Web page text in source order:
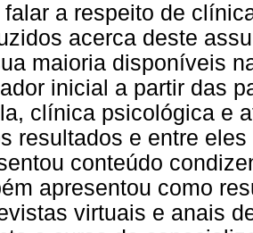
falar a respeito de
acerca deste
maioria disponíveis
inicial a partir das
clínica psicológica e
resultados e entre
conteúdo
apresentou como
virtuais e anais